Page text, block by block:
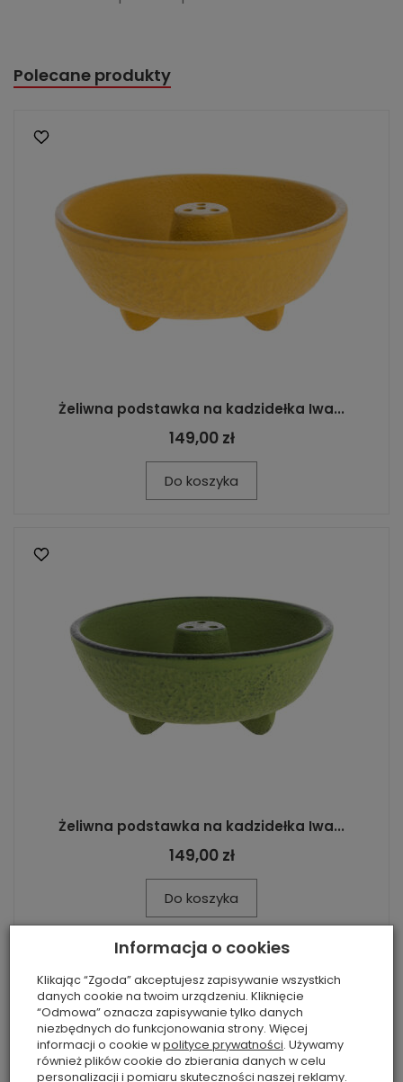
Polecane produkty
Żeliwna podstawka na kadzidełka Iwa...
149,00 zł
Do koszyka
Żeliwna podstawka na kadzidełka Iwa...
149,00 zł
Do koszyka
Informacja o cookies
Klikając “Zgoda” akceptujesz zapisywanie wszystkich
danych cookie na twoim urządzeniu. Kliknięcie
“Odmowa” oznacza zapisywanie tylko danych
niezbędnych do funkcjonowania strony. Więcej
informacji o cookie wpolityce prywatności. Używamy
również plików cookie do zbierania danych w celu
personalizacji i pomiaru skuteczności naszej reklamy.